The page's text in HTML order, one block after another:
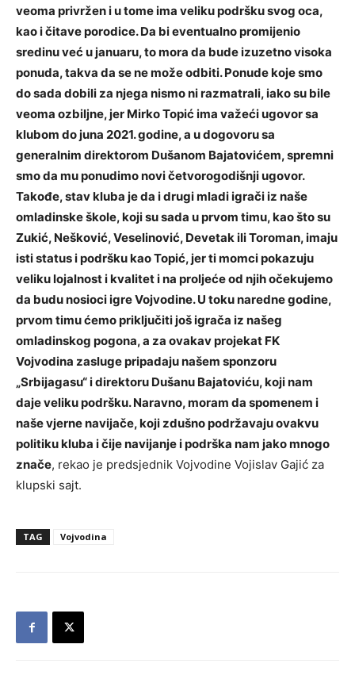
veoma privržen i u tome ima veliku podršku svog oca,
kao i čitave porodice. Da bi eventualno promijenio
sredinu već u januaru, to mora da bude izuzetno visoka
ponuda, takva da se ne može odbiti. Ponude koje smo
do sada dobili za njega nismo ni razmatrali, iako su bile
veoma ozbiljne, jer Mirko Topić ima važeći ugovor sa
klubom do juna 2021. godine, a u dogovoru sa
generalnim direktorom Dušanom Bajatovićem, spremni
smo da mu ponudimo novi četvorogodišnji ugovor.
Takođe, stav kluba je da i drugi mladi igrači iz naše
omladinske škole, koji su sada u prvom timu, kao što su
Zukić, Nešković, Veselinović, Devetak ili Toroman, imaju
isti status i podršku kao Topić, jer ti momci pokazuju
veliku lojalnost i kvalitet i na proljeće od njih očekujemo
da budu nosioci igre Vojvodine. U toku naredne godine,
prvom timu ćemo priključiti još igrača iz našeg
omladinskog pogona, a za ovakav projekat FK
Vojvodina zasluge pripadaju našem sponzoru
„Srbijagasu“ i direktoru Dušanu Bajatoviću, koji nam
daje veliku podršku. Naravno, moram da spomenem i
naše vjerne navijače, koji zdušno podržavaju ovakvu
politiku kluba i čije navijanje i podrška nam jako mnogo
znače, rekao je predsjednik Vojvodine Vojislav Gajić za
klupski sajt.
TAG Vojvodina